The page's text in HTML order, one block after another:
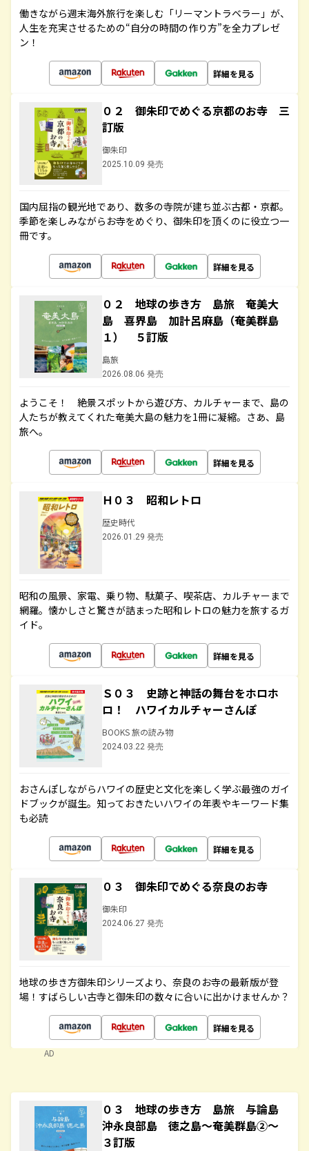
働きながら週末海外旅行を楽しむ「リーマントラベラー」が、
人生を充実させるための“自分の時間の作り方”を全力プレゼ
ン！
詳細を見る
０２ 御朱印でめぐる京都のお寺 三
訂版
御朱印
2025.10.09 発売
国内屈指の観光地であり、数多の寺院が建ち並ぶ古都・京都。
季節を楽しみながらお寺をめぐり、御朱印を頂くのに役立つ一
冊です。
詳細を見る
０２ 地球の歩き方 島旅 奄美大
島 喜界島 加計呂麻島（奄美群島
１） ５訂版
島旅
2026.08.06 発売
ようこそ！ 絶景スポットから遊び方、カルチャーまで、島の
人たちが教えてくれた奄美大島の魅力を1冊に凝縮。さあ、島
旅へ。
詳細を見る
Ｈ０３ 昭和レトロ
歴史時代
2026.01.29 発売
昭和の風景、家電、乗り物、駄菓子、喫茶店、カルチャーまで
網羅。懐かしさと驚きが詰まった昭和レトロの魅力を旅するガ
イド。
詳細を見る
Ｓ０３ 史跡と神話の舞台をホロホ
ロ！ ハワイカルチャーさんぽ
BOOKS 旅の読み物
2024.03.22 発売
おさんぽしながらハワイの歴史と文化を楽しく学ぶ最強のガイ
ドブックが誕生。知っておきたいハワイの年表やキーワード集
も必読
詳細を見る
０３ 御朱印でめぐる奈良のお寺
御朱印
2024.06.27 発売
地球の歩き方御朱印シリーズより、奈良のお寺の最新版が登
場！すばらしい古寺と御朱印の数々に合いに出かけませんか？
詳細を見る
AD
０３ 地球の歩き方 島旅 与論島
沖永良部島 徳之島～奄美群島②～
３訂版